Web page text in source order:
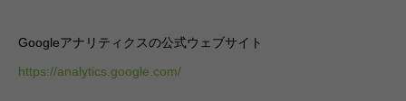
Googleアナリティクスの公式ウェブサイト
https://analytics.google.com/